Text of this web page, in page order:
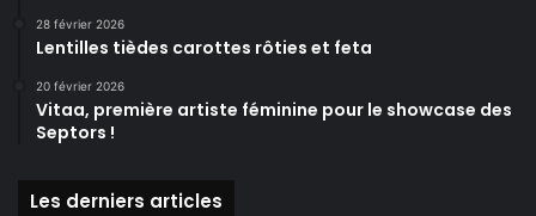
28 février 2026
Lentilles tièdes carottes rôties et feta
20 février 2026
Vitaa, première artiste féminine pour le showcase des
Septors !
Les derniers articles